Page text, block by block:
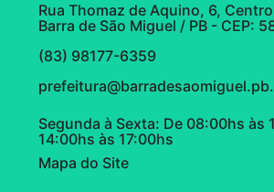
Rua Thomaz de Aquino, 6, Centro
Barra de São Miguel / PB - CEP:
(83) 98177-6359
Segunda à Sexta: De 08:00hs às
14:00hs às 17:00hs
Mapa do Site